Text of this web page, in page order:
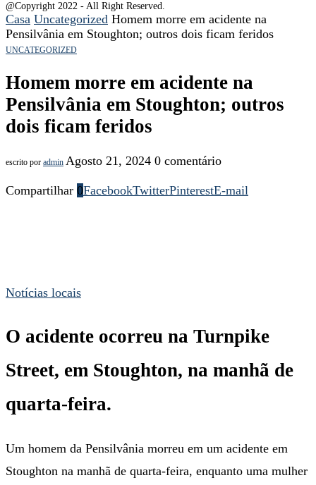
@Copyright 2022 - All Right Reserved.
Casa Uncategorized Homem morre em acidente na
Pensilvânia em Stoughton; outros dois ficam feridos
UNCATEGORIZED
Homem morre em acidente na
Pensilvânia em Stoughton; outros
dois ficam feridos
escrito por admin Agosto 21, 2024 0 comentário
Compartilhar 0FacebookTwitterPinterestE-mail
Notícias locais
O acidente ocorreu na Turnpike
Street, em Stoughton, na manhã de
quarta-feira.
Um homem da Pensilvânia morreu em um acidente em
Stoughton na manhã de quarta-feira, enquanto uma mulher